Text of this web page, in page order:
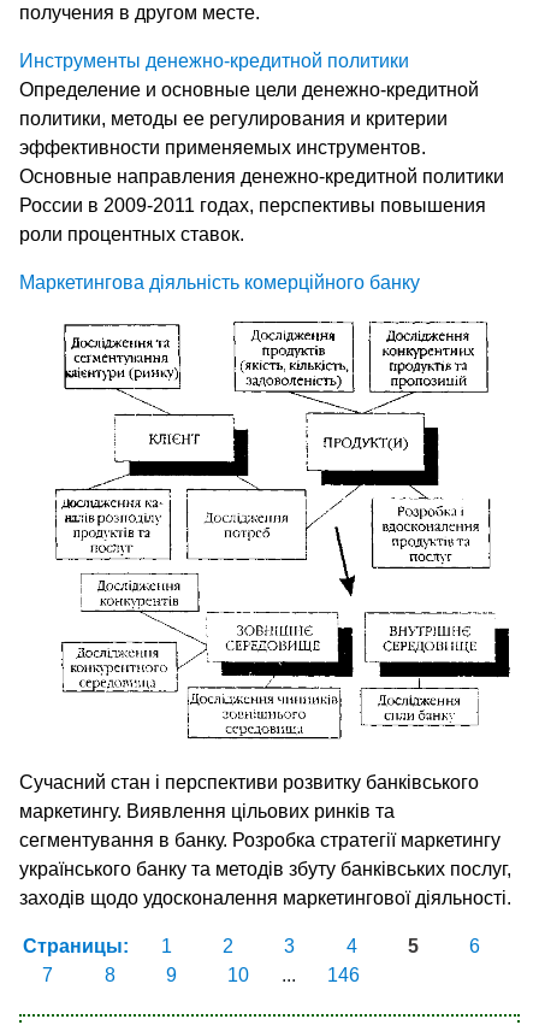
получения в другом месте.
Инструменты денежно-кредитной политики
Определение и основные цели денежно-кредитной
политики, методы ее регулирования и критерии
эффективности применяемых инструментов.
Основные направления денежно-кредитной политики
России в 2009-2011 годах, перспективы повышения
роли процентных ставок.
Маркетингова діяльність комерційного банку
Сучасний стан і перспективи розвитку банківського
маркетингу. Виявлення цільових ринків та
сегментування в банку. Розробка стратегії маркетингу
українського банку та методів збуту банківських послуг,
заходів щодо удосконалення маркетингової діяльності.
Страницы: 1 2 3 4 5
6
7
8 9 10 ... 146